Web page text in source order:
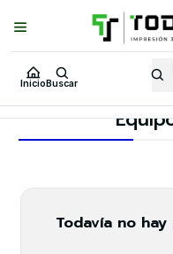
Inicio Buscar
Puedes Elegir: Comprar en
Inicio Toner y tambor
Equipos SAMSUNG
Todavía no